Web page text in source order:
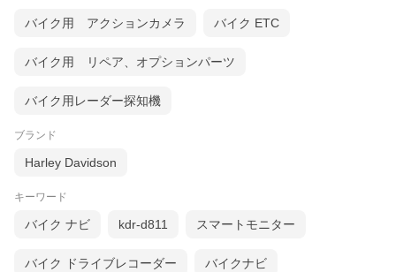
バイク用 アクションカメラ バイク ETC
バイク用 リペア、オプションパーツ
バイク用レーダー探知機
ブランド
Harley Davidson
キーワード
バイク ナビ kdr-d811 スマートモニター
バイク ドライブレコーダー バイクナビ